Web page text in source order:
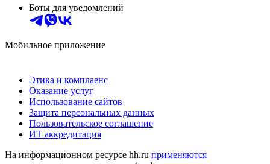
Боты для уведомлений
Мобильное приложение
Этика и комплаенс
Оказание услуг
Использование сайтов
Защита персональных данных
Пользовательское соглашение
ИТ аккредитация
На информационном ресурсе hh.ru применяются